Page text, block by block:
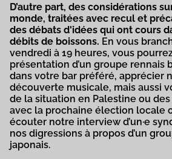
D’autre part, des considérations
monde, traitées avec recul et
des débats d'idées qui ont cours
débits de boissons. En vous
vendredi à 19 heures, vous
présentation d’un groupe rennais
dans votre bar préféré, apprécier
découverte musicale, mais aussi
de la situation en Palestine ou
avec la prochaine élection locale
écouter notre interview d’un·e
nos digressions à propos d’un
japonais.